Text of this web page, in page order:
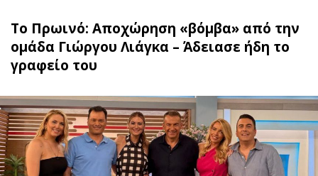
Το Πρωινό: Αποχώρηση «βόμβα» από την
ομάδα Γιώργου Λιάγκα – Άδειασε ήδη το
γραφείο του